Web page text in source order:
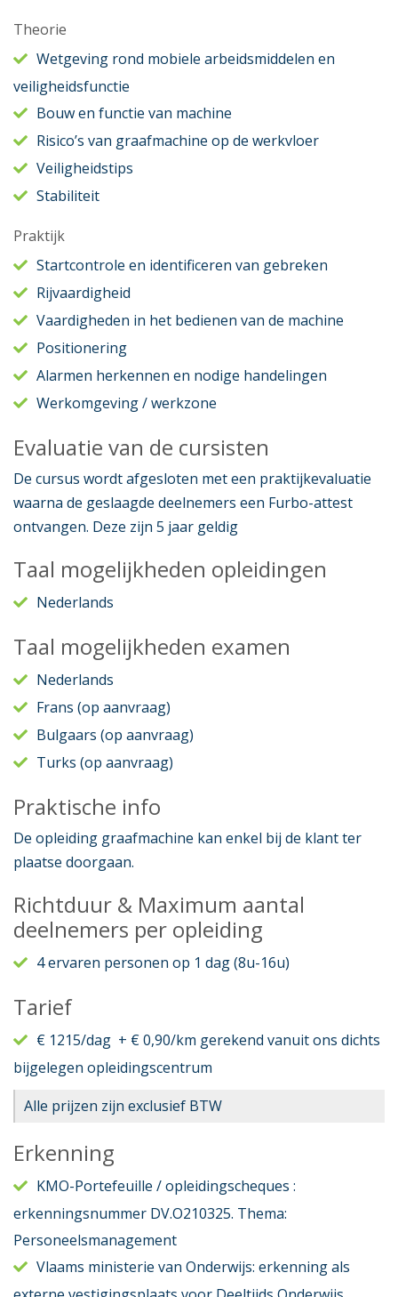
Theorie
Wetgeving rond mobiele arbeidsmiddelen en
veiligheidsfunctie
Bouw en functie van machine
Risico’s van graafmachine op de werkvloer
Veiligheidstips
Stabiliteit
Praktijk
Startcontrole en identificeren van gebreken
Rijvaardigheid
Vaardigheden in het bedienen van de machine
Positionering
Alarmen herkennen en nodige handelingen
Werkomgeving / werkzone
Evaluatie van de cursisten
De cursus wordt afgesloten met een praktijkevaluatie
waarna de geslaagde deelnemers een Furbo-attest
ontvangen. Deze zijn 5 jaar geldig
Taal mogelijkheden opleidingen
Nederlands
Taal mogelijkheden examen
Nederlands
Frans (op aanvraag)
Bulgaars (op aanvraag)
Turks (op aanvraag)
Praktische info
De opleiding graafmachine kan enkel bij de klant ter
plaatse doorgaan.
Richtduur & Maximum aantal
deelnemers per opleiding
4 ervaren personen op 1 dag (8u-16u)
Tarief
€ 1215/dag + € 0,90/km gerekend vanuit ons dichts
bijgelegen opleidingscentrum
Alle prijzen zijn exclusief BTW
Erkenning
KMO-Portefeuille / opleidingscheques :
erkenningsnummer DV.O210325. Thema:
Personeelsmanagement
Vlaams ministerie van Onderwijs: erkenning als